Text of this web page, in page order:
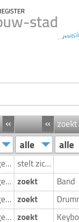
stad
« «
alle alle
Zanger/Zangeres stelt zich voor
Zanger/Zangeres zoekt Band
Zanger/Zangeres zoekt
Zanger/Zangeres zoekt